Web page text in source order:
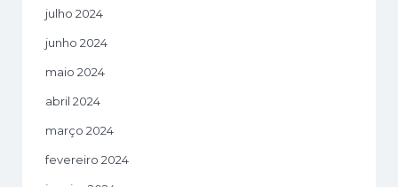
julho 2024
junho 2024
maio 2024
abril 2024
março 2024
fevereiro 2024